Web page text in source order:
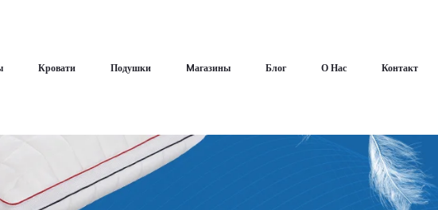
Кровати Подушки Mагазины Блог О Нас Контакт